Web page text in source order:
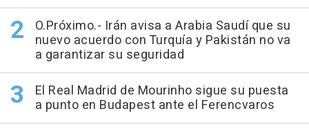
O.Próximo.- Irán avisa a Arabia Saudí que su
nuevo acuerdo con Turquía y Pakistán no va
a garantizar su seguridad
El Real Madrid de Mourinho sigue su puesta
a punto en Budapest ante el Ferencvaros